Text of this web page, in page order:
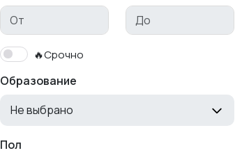
🔥Срочно
Образование
Не выбрано
Пол